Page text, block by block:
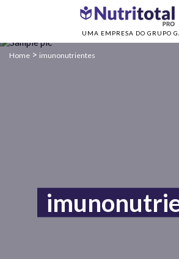
UMA EMPRESA DO GRUPO
Home > imunonutrientes